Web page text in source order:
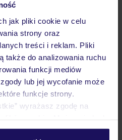
jak pliki cookie w celu
strony oraz
treści i reklam. Pliki
także do analizowania ruchu
funkcji mediów
lub jej wycofanie może
funkcje strony.
wyrażasz zgodę na
wchodząc w zakładkę